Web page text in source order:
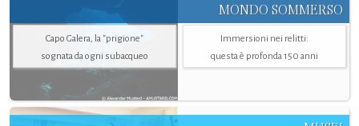
MONDO SOMMERSO
Capo Galera, la "prigione"
sognata da ogni subacqueo
Immersioni nei relitti:
questa è profonda 150 anni